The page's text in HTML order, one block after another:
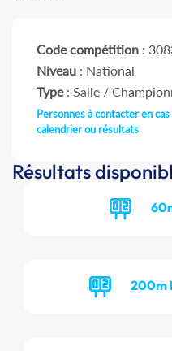
Code compétition :
Niveau : National
Type: Salle /
Personnes à contacter en
calendrier ou résultats
Résultats
200m